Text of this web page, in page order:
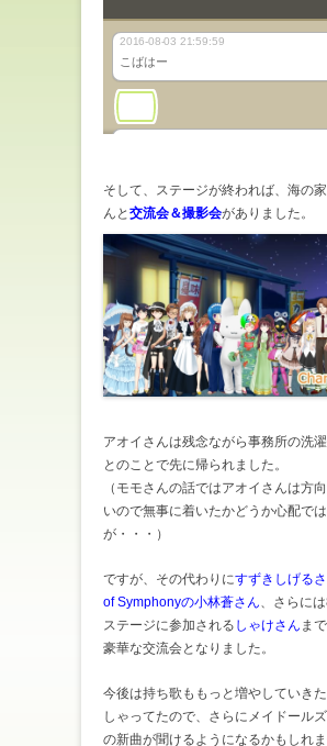
そして、ステージが終われば、海の
んと 交流会＆撮影会がありました。
アオイさんは残念ながら事務所の洗
とのことで先に帰られました。
（モモさんの話ではアオイさんは方
いので無事に着いたかどうか心配で
が・・・）
ですが、その代わりにすずきしげる
of Symphonyの小林蒼さん 、さらに
ステージに参加される しゃけさん ま
豪華な交流会となりました。
今後は持ち歌ももっと増やしていき
しゃってたので、さらにメイドール
の新曲が聞けるようになるかもしれま